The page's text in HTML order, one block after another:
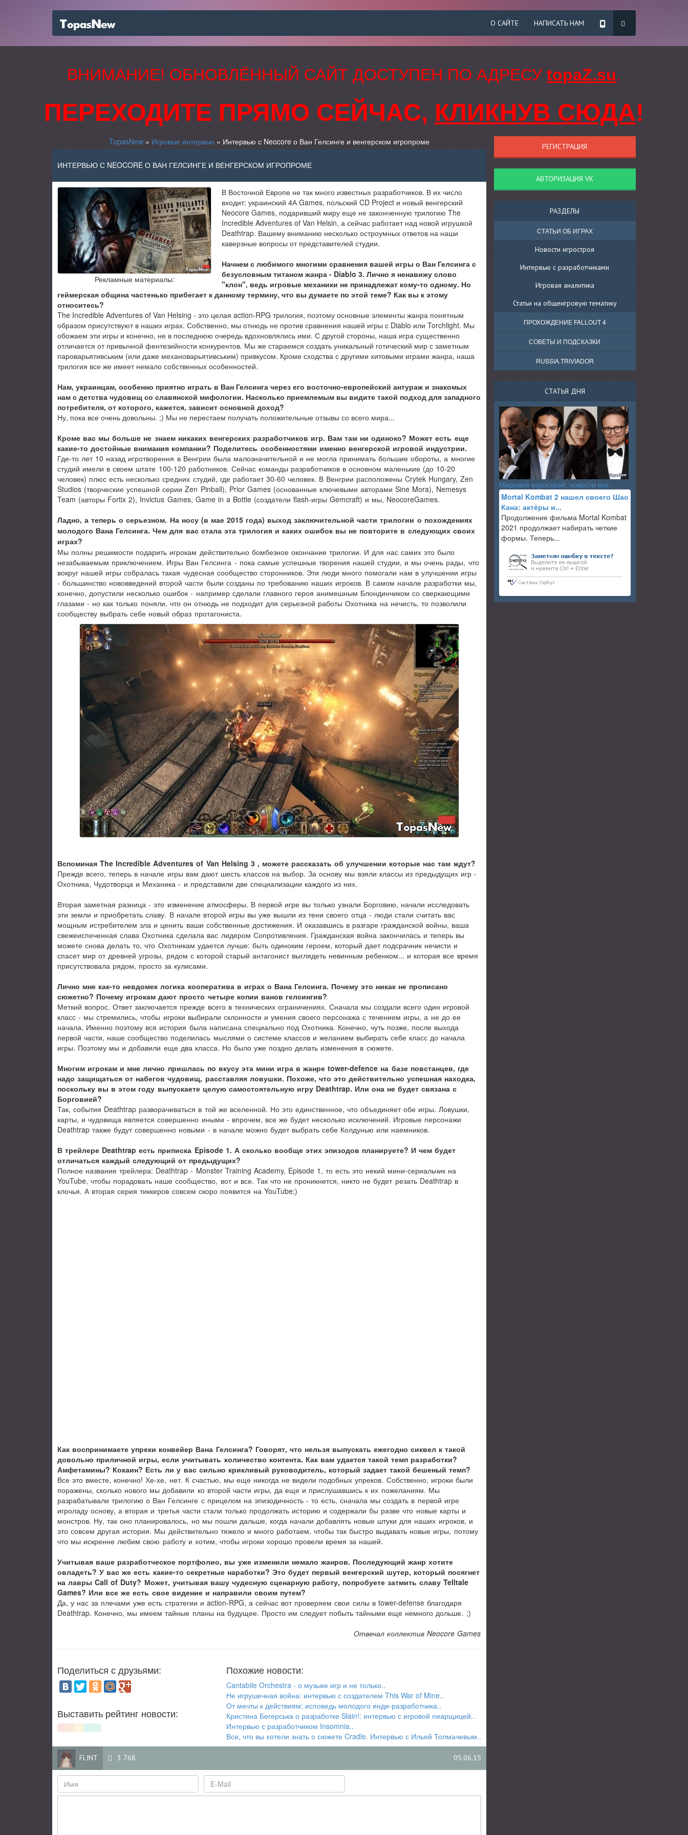
О САЙТЕ НАПИСАТЬ НАМ
ВНИМАНИЕ! ОБНОВЛЁННЫЙ САЙТ ДОСТУПЕН ПО АДРЕСУ topaZ.su.
ПЕРЕХОДИТЕ ПРЯМО СЕЙЧАС, КЛИКНУВ СЮДА!
TopasNew» Игровые интервью » Интервью с Neocore о Ван Гелсинге и венгерском игропроме
ИНТЕРВЬЮ С NEOCORE О ВАН ГЕЛСИНГЕ И ВЕНГЕРСКОМ ИГРОПРОМЕ
Рекламные материалы:
В Восточной Европе не так много известных разработчиков. В их число
входит: украинский 4А Games, польский CD Project и новый венгерский
Neocore Games, подаривший миру еще не законченную трилогию The
Incredible Adventures of Van Helsin, а сейчас работает над новой игрушкой
Deathtrap. Вашему вниманию несколько остроумных ответов на наши
каверзные вопросы от представителей студии.
Начнем с любимого многими сравнения вашей игры о Ван Гелсинга с
безусловным титаном жанра - Diablo 3. Лично я ненавижу слово
"клон", ведь игровые механики не принадлежат кому-то одному. Но
геймерская община частенько прибегает к данному термину, что вы думаете по этой теме? Как вы к этому
относитесь?
The Incredible Adventures of Van Helsing - это целая action-RPG трилогия, поэтому основные элементы жанра понятным
образом присутствуют в наших играх. Собственно, мы отнюдь не против сравнения нашей игры с Diablo или Torchlight. Мы
обожаем эти игры и конечно, не в последнюю очередь вдохновлялись ими. С другой стороны, наша игра существенно
отличается от привычной фентезийности конкурентов. Мы же стараемся создать уникальный готический мир с заметным
пароварьятивським (или даже механоварьятивським) привкусом. Кроме сходства с другими хитовыми играми жанра, наша
трилогия все же имеет немало собственных особенностей.
Нам, украинцам, особенно приятно играть в Ван Гелсинга через его восточно-европейский антураж и знакомых
нам с детства чудовищ со славянской мифологии. Насколько приемлемым вы видите такой подход для западного
потребителя, от которого, кажется, зависит основной доход?
Ну, пока все очень довольны. ;) Мы не перестаем получать положительные отзывы со всего мира...
Кроме вас мы больше не знаем никаких венгерских разработчиков игр. Вам там ни одиноко? Может есть еще
какие-то достойные внимания компании? Поделитесь особенностями именно венгерской игровой индустрии.
Где-то лет 10 назад игротворення в Венгрии была малозначительной и не могла принимать большие обороты, а многие
студий имели в своем штате 100-120 работников. Сейчас команды разработчиков в основном маленькие (до 10-20
человек) плюс есть несколько средних студий, где работает 30-60 человек. В Венгрии расположены Crytek Hungary, Zen
Studios (творческие успешной серии Zen Pinball), Prior Games (основанные ключевыми авторами Sine Mora), Nemesys
Team (авторы Fortix 2), Invictus Games, Game in a Bottle (создатели flash-игры Gemcraft) и мы, NeocoreGames.
Ладно, а теперь о серьезном. На носу (в мае 2015 года) выход заключительной части трилогии о похождениях
молодого Вана Гелсинга. Чем для вас стала эта трилогия и каких ошибок вы не повторите в следующих своих
играх?
Мы полны решимости подарить игрокам действительно бомбезное окончание трилогии. И для нас самих это было
незабываемым приключением. Игры Ван Гелсинга - пока самые успешные творения нашей студии, и мы очень рады, что
вокруг нашей игры собралась такая чудесная сообщество сторонников. Эти люди много помогали нам в улучшении игры
- большинство нововведений второй части были созданы по требованию наших игроков. В самом начале разработки мы,
конечно, допустили несколько ошибок - например сделали главного героя анимешным Блондинчиком со сверкающими
глазами - но как только поняли, что он отнюдь не подходит для серьезной работы Охотника на нечисть, то позволили
сообществу выбрать себе новый образ протагониста.
Вспоминая The Incredible Adventures of Van Helsing 3 , можете рассказать об улучшении которые нас там ждут?
Прежде всего, теперь в начале игры вам дают шесть классов на выбор. За основу мы взяли классы из предыдущих игр -
Охотника, Чудотворца и Механика - и представили две специализации каждого из них.
Вторая заметная разница - это изменение атмосферы. В первой игре вы только узнали Борговию, начали исследовать
эти земли и приобретать славу. В начале второй игры вы уже вышли из тени своего отца - люди стали считать вас
мощным истребителем зла и ценить ваши собственные достижения. И оказавшись в разгаре гражданской войны, ваша
свежеиспеченная слава Охотника сделала вас лидером Сопротивления. Гражданская война закончилась и теперь вы
можете снова делать то, что Охотникам удается лучше: быть одиноким героем, который дает подсрачник нечисти и
спасет мир от древней угрозы, рядом с которой старый антагонист выглядеть невинным ребенком... и которая все время
присутствовала рядом, просто за кулисами.
Лично мне как-то невдомек логика кооператива в играх о Вана Гелсинга. Почему это никак не прописано
сюжетно? Почему игрокам дают просто четыре копии ванов гелсингив?
Меткий вопрос. Ответ заключается прежде всего в технических ограничениях. Сначала мы создали всего один игровой
класс - мы стремились, чтобы игроки выбирали склонности и умения своего персонажа с течением игры, а не до ее
начала. Именно поэтому вся история была написана специально под Охотника. Конечно, чуть позже, после выхода
первой части, наше сообщество поделилась мыслями о системе классов и желанием выбирать себе класс до начала
игры. Поэтому мы и добавили еще два класса. Но было уже поздно делать изменения в сюжете.
Многим игрокам и мне лично пришлась по вкусу эта мини игра в жанре tower-defence на базе повстанцев, где
надо защищаться от набегов чудовищ, расставляя ловушки. Похоже, что это действительно успешная находка,
поскольку вы в этом году выпускаете целую самостоятельную игру Deathtrap. Или она не будет связана с
Борговией?
Так, события Deathtrap разворачиваться в той же вселенной. Но это единственное, что объединяет обе игры. Ловушки,
карты, и чудовища является совершенно иными - впрочем, все же будет несколько исключений. Игровые персонажи
Deathtrap также будут совершенно новыми - в начале можно будет выбрать себе Колдунью или наемников.
В трейлере Deathtrap есть приписка Episode 1. А сколько вообще этих эпизодов планируете? И чем будет
отличаться каждый следующий от предыдущих?
Полное название трейлера: Deathtrap - Monster Training Academy, Episode 1, то есть это некий мини-сериальчик на
YouTube, чтобы порадовать наше сообщество, вот и все. Так что не проникнется, никто не будет резать Deathtrap в
клочья. А вторая серия тиккеров совсем скоро появится на YouTube;)
Как воспринимаете упреки конвейер Вана Гелсинга? Говорят, что нельзя выпускать ежегодно сиквел к такой
довольно приличной игры, если учитывать количество контента. Как вам удается такой темп разработки?
Амфетамины? Кокаин? Есть ли у вас сильно крикливый руководитель, который задает такой бешеный темп?
Все это вместе, конечно! Хе-хе, нет. К счастью, мы еще никогда не видели подобных упреков. Собственно, игроки были
поражены, сколько нового мы добавили ко второй части игры, да еще и прислушавшись к их пожеланиям. Мы
разрабатывали трилогию о Ван Гелсинге с прицелом на эпизодичность - то есть, сначала мы создать в первой игре
игроладу основу, а вторая и третья части стали только продолжать историю и содержали бы разве что новые карты и
монстров. Ну, так оно планировалось, но мы пошли дальше, когда начали добавлять новые штуки для наших игроков, и
это совсем другая история. Мы действительно тяжело и много работаем, чтобы так быстро выдавать новые игры, потому
что мы искренне любим свою работу и хотим, чтобы игроки хорошо провели время за нашей.
Учитывая ваше разработческое портфолио, вы уже изменили немало жанров. Последующий жанр хотите
овладеть? У вас же есть какие-то секретные наработки? Это будет первый венгерский шутер, который посягнет
на лавры Call of Duty? Может, учитывая вашу чудесную сценарную работу, попробуете затмить славу Telltale
Games? Или все же есть свое видение и направили своим путем?
Да, у нас за плечами уже есть стратегии и action-RPG, а сейчас вот проверяем свои силы в tower-defense благодаря
Deathtrap. Конечно, мы имеем тайные планы на будущее. Просто им следует побыть тайными еще немного дольше. ;)
Отвечал коллектив Neocore Games
Поделиться с друзьями:
Выставить рейтинг новости:
Похожие новости:
Cantabile Orchestra - о музыке игр и не только..
Не игрушечная война: интервью с создателем This War of Mine..
От мечты к действиям: исповедь молодого инди-разработчика..
Кристина Бегерська о разработке Slain!: интервью с игровой пиарщицей..
Интервью с разработчиком Insomnia..
Все, что вы хотели знать о сюжете Cradle. Интервью с Ильей Толмачевым..
FLINT 3 768 05.06.15
РЕГИСТРАЦИЯ
АВТОРИЗАЦИЯ VK
РАЗДЕЛЫ
СТАТЬИ ОБ ИГРАХ
Новости игростроя
Интервью с разработчиками
Игровая аналитика
Статьи на общеигровую тематику
ПРОХОЖДЕНИЕ FALLOUT 4
СОВЕТЫ И ПОДСКАЗКИ
RUSSIA.TRIVIADOR
СТАТЬЯ ДНЯ
Мировой игрострой: новости игр
Mortal Kombat 2 нашел своего Шао
Кана: актёры и...
Продолжение фильма Mortal Kombat
2021 продолжает набирать четкие
формы. Теперь...